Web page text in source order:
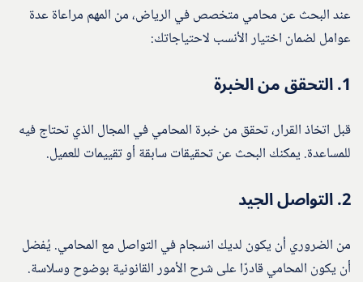
عند البحث عن محامي متخصص في الرياض، من المهم مراعاة عدة
عوامل لضمان اختيار الأنسب لاحتياجاتك:
1. التحقق من الخبرة
قبل اتخاذ القرار، تحقق من خبرة المحامي في المجال الذي تحتاج فيه
للمساعدة. يمكنك البحث عن تحقيقات سابقة أو تقييمات للعميل.
2. التواصل الجيد
من الضروري أن يكون لديك انسجام في التواصل مع المحامي. يُفضل
أن يكون المحامي قادرًا على شرح الأمور القانونية بوضوح وسلاسة.